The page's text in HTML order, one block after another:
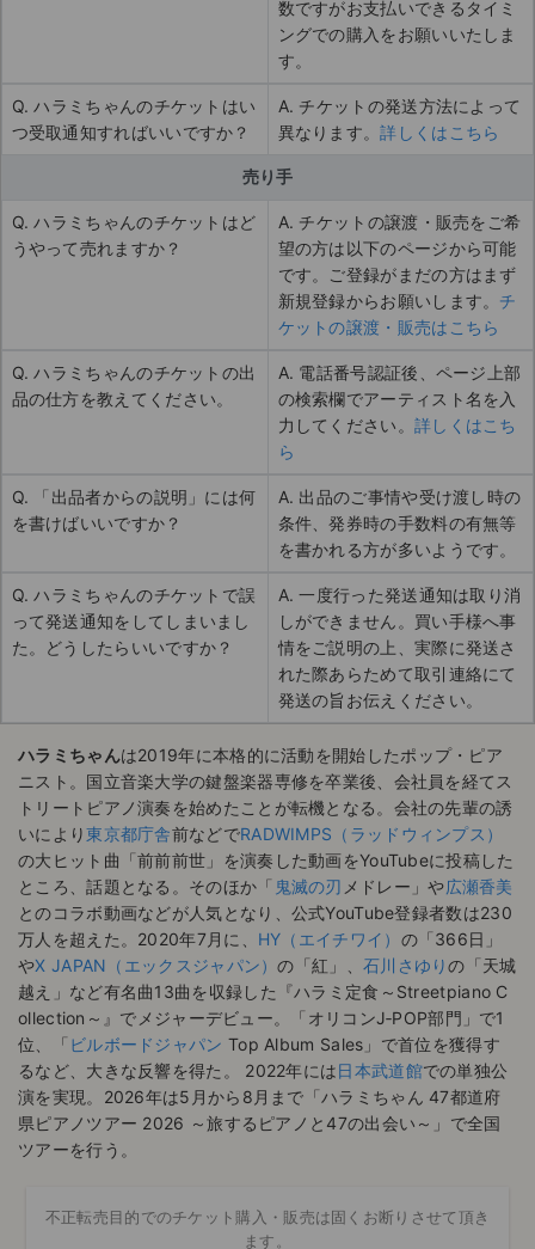
数ですがお支払いできるタイミ
ングでの購入をお願いいたしま
す。
Q. ハラミちゃんのチケットはい
つ受取通知すればいいですか？
A. チケットの発送方法によって
異なります。詳しくはこちら
売り手
Q. ハラミちゃんのチケットはど
うやって売れますか？
A. チケットの譲渡・販売をご希
望の方は以下のページから可能
です。ご登録がまだの方はまず
新規登録からお願いします。 チ
ケットの譲渡・販売はこちら
Q. ハラミちゃんのチケットの出
品の仕方を教えてください。
A. 電話番号認証後、ページ上部
の検索欄でアーティスト名を入
力してください。 詳しくはこち
ら
Q. 「出品者からの説明」には何
を書けばいいですか？
A. 出品のご事情や受け渡し時の
条件、発券時の手数料の有無等
を書かれる方が多いようです。
Q. ハラミちゃんのチケットで誤
って発送通知をしてしまいまし
た。どうしたらいいですか？
A. 一度行った発送通知は取り消
しができません。買い手様へ事
情をご説明の上、実際に発送さ
れた際あらためて取引連絡にて
発送の旨お伝えください。
ハラミちゃんは2019年に本格的に活動を開始したポップ・ピア
ニスト。国立音楽大学の鍵盤楽器専修を卒業後、会社員を経てス
トリートピアノ演奏を始めたことが転機となる。会社の先輩の誘
いにより東京都庁舎前などでRADWIMPS（ラッドウィンプス）
の大ヒット曲「前前前世」を演奏した動画をYouTubeに投稿した
ところ、話題となる。そのほか「 鬼滅の刃 メドレー」や広瀬香美
とのコラボ動画などが人気となり、公式YouTube登録者数は230
万人を超えた。2020年7月に、 HY（エイチワイ） の「366日」
やX JAPAN（エックスジャパン）の「紅」、 石川さゆりの「天城
越え」など有名曲13曲を収録した『ハラミ定食～Streetpiano C
ollection～』でメジャーデビュー。「オリコンJ‑POP部門」で1
位、「ビルボードジャパン Top Album Sales」で首位を獲得す
るなど、大きな反響を得た。 2022年には日本武道館での単独公
演を実現。2026年は5月から8月まで「ハラミちゃん 47都道府
県ピアノツアー 2026 ～旅するピアノと47の出会い～」で全国
ツアーを行う。
不正転売目的でのチケット購入・販売は固くお断りさせて頂き
ます。